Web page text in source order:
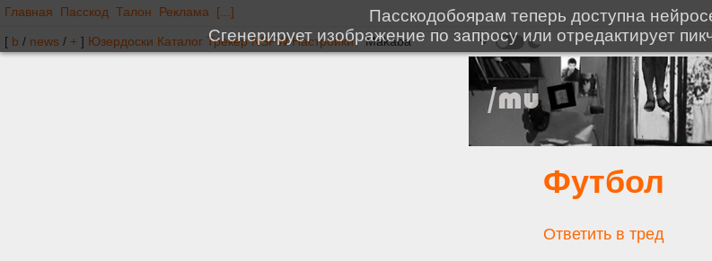
Главная Пасскод Талон Реклама [...]
[ b / news / + ] Юзердоски Каталог Трекер NSFW Настройки
Футбол
Ответить в тред